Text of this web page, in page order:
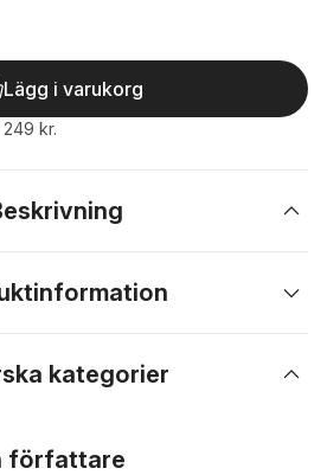
Lägg i varukorg
kr.
kategorier
författare